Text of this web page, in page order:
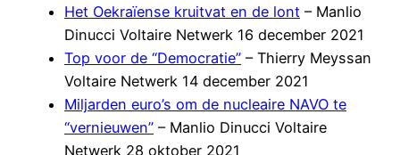
Het Oekraïense kruitvat en de lont – Manlio
Dinucci Voltaire Netwerk 16 december 2021
Top voor de “Democratie” – Thierry Meyssan
Voltaire Netwerk 14 december 2021
Miljarden euro’s om de nucleaire NAVO te
“vernieuwen” – Manlio Dinucci Voltaire
Netwerk 28 oktober 2021